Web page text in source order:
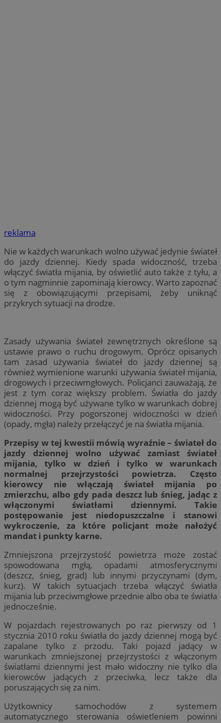
reklama
Nie w każdych warunkach wolno używać jedynie świateł
do jazdy dziennej. Kiedy spada widoczność, trzeba
włączyć światła mijania, by oświetlić auto także z tyłu, a
o tym nagminnie zapominają kierowcy. Warto zapoznać
się z obowiązującymi przepisami, żeby uniknąć
przykrych sytuacji na drodze.
Zasady używania świateł zewnętrznych określone są
ustawie prawo o ruchu drogowym. Oprócz opisanych
tam zasad używania świateł do jazdy dziennej są
również wymienione warunki używania świateł mijania,
drogowych i przeciwmgłowych. Policjanci zauważają, że
jest z tym coraz większy problem. Światła do jazdy
dziennej mogą być używane tylko w warunkach dobrej
widoczności. Przy pogorszonej widoczności w dzień
(opady, mgła) należy przełączyć je na światła mijania.
Przepisy w tej kwestii mówią wyraźnie – świateł do
jazdy dziennej wolno używać zamiast świateł
mijania, tylko w dzień i tylko w warunkach
normalnej przejrzystości powietrza. Często
kierowcy nie włączają świateł mijania po
zmierzchu, albo gdy pada deszcz lub śnieg, jadąc z
włączonymi światłami dziennymi. Takie
postępowanie jest niedopuszczalne i stanowi
wykroczenie, za które policjant może nałożyć
mandat i punkty karne.
Zmniejszona przejrzystość powietrza może zostać
spowodowana mgłą, opadami atmosferycznymi
(deszcz, śnieg, grad) lub innymi przyczynami (dym,
kurz). W takich sytuacjach trzeba włączyć światła
mijania lub przeciwmgłowe przednie albo oba te światła
jednocześnie.
W pojazdach rejestrowanych po raz pierwszy od 1
stycznia 2010 roku światła do jazdy dziennej mogą być
zapalane tylko z przodu. Taki pojazd jadący w
warunkach zmniejszonej przejrzystości z włączonym
światłami dziennymi jest mało widoczny nie tylko dla
kierowców jadących z przeciwka, lecz także dla
poruszających się za nim.
Użytkownicy samochodów z systemem
automatycznego sterowania oświetleniem powinni